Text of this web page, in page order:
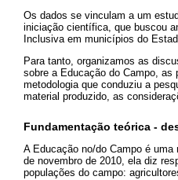
Os dados se vinculam a um
iniciação científica, que buscou
Inclusiva em municípios do
Para tanto, organizamos as
sobre a Educação do Campo,
metodologia que conduziu a
material produzido, as
Fundamentação teórica -
A Educação no/do Campo é
de novembro de 2010, ela diz
populações do campo: